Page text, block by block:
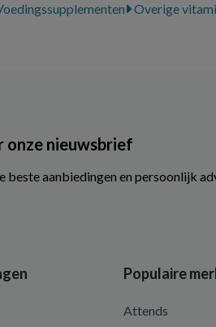
Overige
onze nieuwsbrief
beste aanbiedingen en persoonlijk
Populaire
Attends